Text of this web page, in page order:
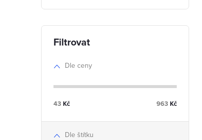
Dle ceny
43 Kč 963 Kč
Dle štítku